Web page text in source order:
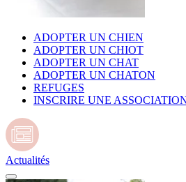
ADOPTER UN CHIEN
ADOPTER UN CHIOT
ADOPTER UN CHAT
ADOPTER UN CHATON
REFUGES
INSCRIRE UNE
Actualités